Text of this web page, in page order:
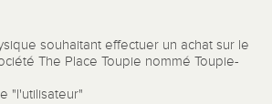
souhaitant effectuer un achat sur le
The Place Toupie nommé Toupie-
"l'utilisateur"